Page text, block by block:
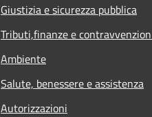
Giustizia e sicurezza pubblica
Tributi,finanze e
Ambiente
Salute, benessere e assistenza
Autorizzazioni